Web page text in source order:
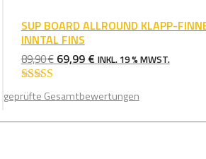
SUP BOARD ALLROUND KLAPP-
INNTAL FINS
89,90€ URSPRÜNGLICHER
WAR:
69,99 €AKTUELLER
IST:
INKL. 19 % MWST.
Bewertet mit
4.75von 5
geprüfte Gesamtbewertungen